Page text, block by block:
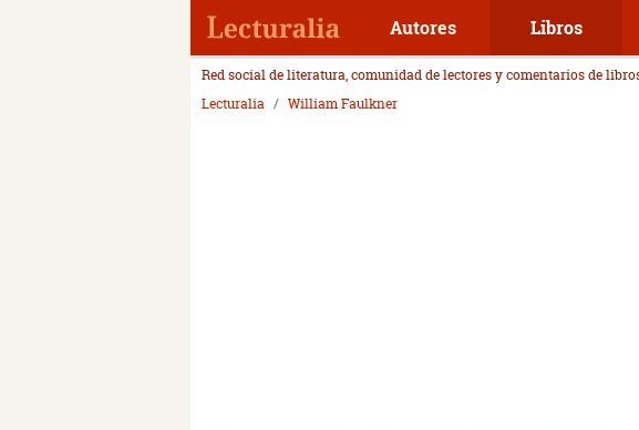
Autores Libros
Red social de literatura, comunidad de lectores y comentarios de
Lecturalia
William Faulkner